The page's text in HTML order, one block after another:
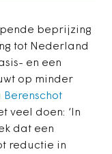
beprijzing
tot Nederland
en een
op minder
veel doen: ‘In
dat een
reductie in